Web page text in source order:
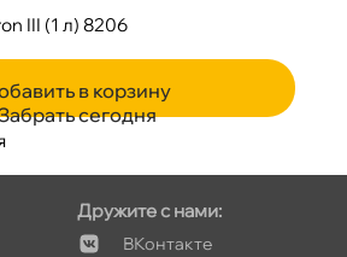
III (1 л) 8206
в корзину
сегодня
Дружите с нами:
Контакте